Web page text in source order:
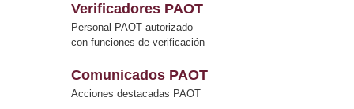
Verificadores PAOT
Personal PAOT autorizado
con funciones de verificación
Comunicados PAOT
Acciones destacadas PAOT